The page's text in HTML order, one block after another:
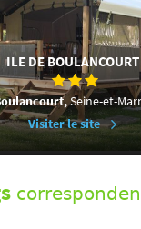
ILE DE BOULANCOURT
Seine-et-
Visiter le site